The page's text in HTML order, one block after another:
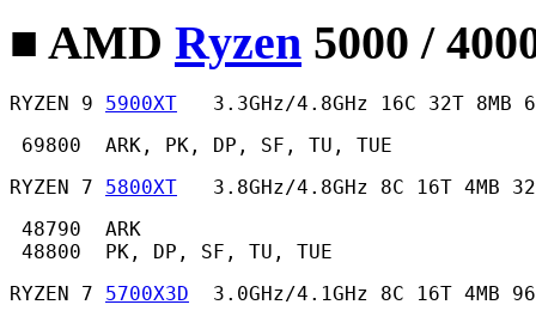
■ AMD Ryzen 5000 /
RYZEN 9 5900XT
3.3GHz/4.8GHz 16C 32T 8MB
69800  ARK, PK, DP, SF, TU, TUE
RYZEN 7 5800XT
3.8GHz/4.8GHz 8C 16T 4MB
48790  ARK
48800  PK, DP, SF, TU, TUE
RYZEN 7 5700X3D
3.0GHz/4.1GHz 8C 16T 4MB